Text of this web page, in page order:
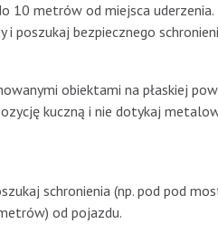
10 metrów od miejsca
poszukaj bezpiecznego
obiektami na płaskiej
kuczną i nie dotykaj
schronienia (np. pod pod
od pojazdu.